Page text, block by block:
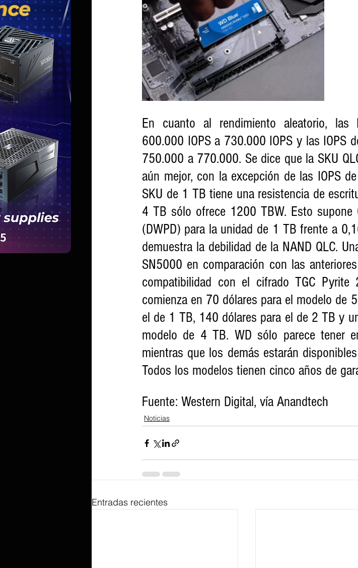
En cuanto al rendimiento aleatorio, las
600.000 IOPS a 730.000 IOPS y las IOPS
750.000 a 770.000. Se dice que la SKU
aún mejor, con la excepción de las IOPS
SKU de 1 TB tiene una resistencia de
4 TB sólo ofrece 1200 TBW. Esto
(DWPD) para la unidad de 1 TB frente a
demuestra la debilidad de la NAND QLC.
SN5000 en comparación con las
compatibilidad con el cifrado TGC
comienza en 70 dólares para el modelo de
el de 1 TB, 140 dólares para el de 2 TB y
modelo de 4 TB. WD sólo parece tener
mientras que los demás estarán
Todos los modelos tienen cinco años de
Fuente: Western Digital, vía Anandtech
Noticias
Entradas recientes